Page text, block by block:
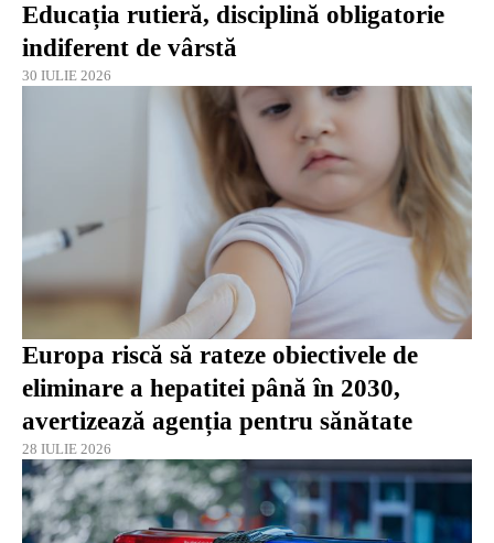
Educația rutieră, disciplină obligatorie
indiferent de vârstă
30 IULIE 2026
Europa riscă să rateze obiectivele de
eliminare a hepatitei până în 2030,
avertizează agenția pentru sănătate
28 IULIE 2026